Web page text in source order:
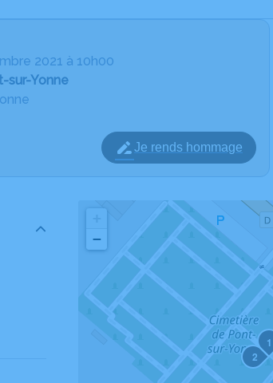
2021 à 10h00
sur-Yonne
Je rends hommage
1
2
−